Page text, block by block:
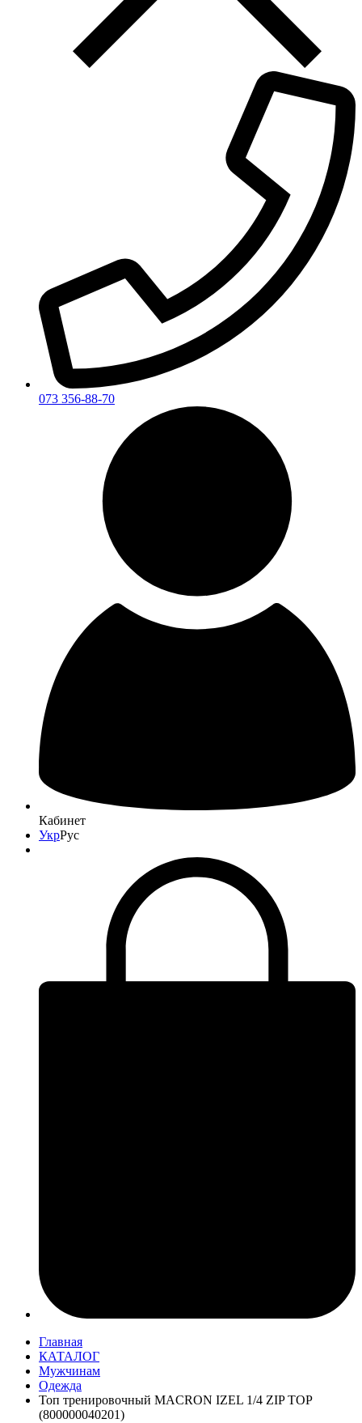
073 356-88-70
Кабинет
УкрРус
Главная
КАТАЛОГ
Мужчинам
Одежда
Топ тренировочный MACRON IZEL 1/4 ZIP TOP
(800000040201)